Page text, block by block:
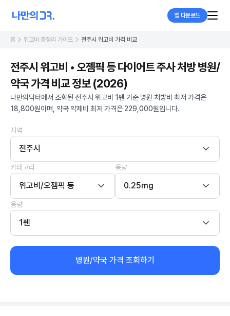
앱 다운로드
홈 위고비 총정리 가이드 전주시 위고비 가격 비교
전주시 위고비 • 오젬픽 등 다이어트 주사 처방 병원/
약국 가격 비교 정보 (2026)
나만의닥터에서 조회된 전주시 위고비 1펜 기준 병원 처방비 최저 가격은
18,800원이며, 약국 약제비 최저 가격은 229,000원입니다.
지역
전주시
카테고리
위고비/오젬픽 등
용량
0.25mg
용량
1펜
병원/약국 가격 조회하기